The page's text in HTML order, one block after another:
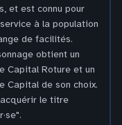
et est connu pour
à la population
de facilités.
obtient un
Capital Roture et un
Capital de son choix.
le titre